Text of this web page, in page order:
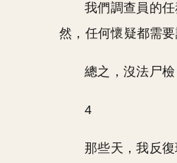
我們調查員的
然，任何懷疑都需要
總之，沒法尸
4
那些天，我反